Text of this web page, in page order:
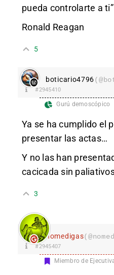
pueda controlarte a ti”
Ronald Reagan
5
boticario4796
#2945410
Gurú demoscópico
Ya se ha cumplido el
presentar las actas…
Y no las han
cacicada sin
3
nomedigas
#2945407
Miembro de